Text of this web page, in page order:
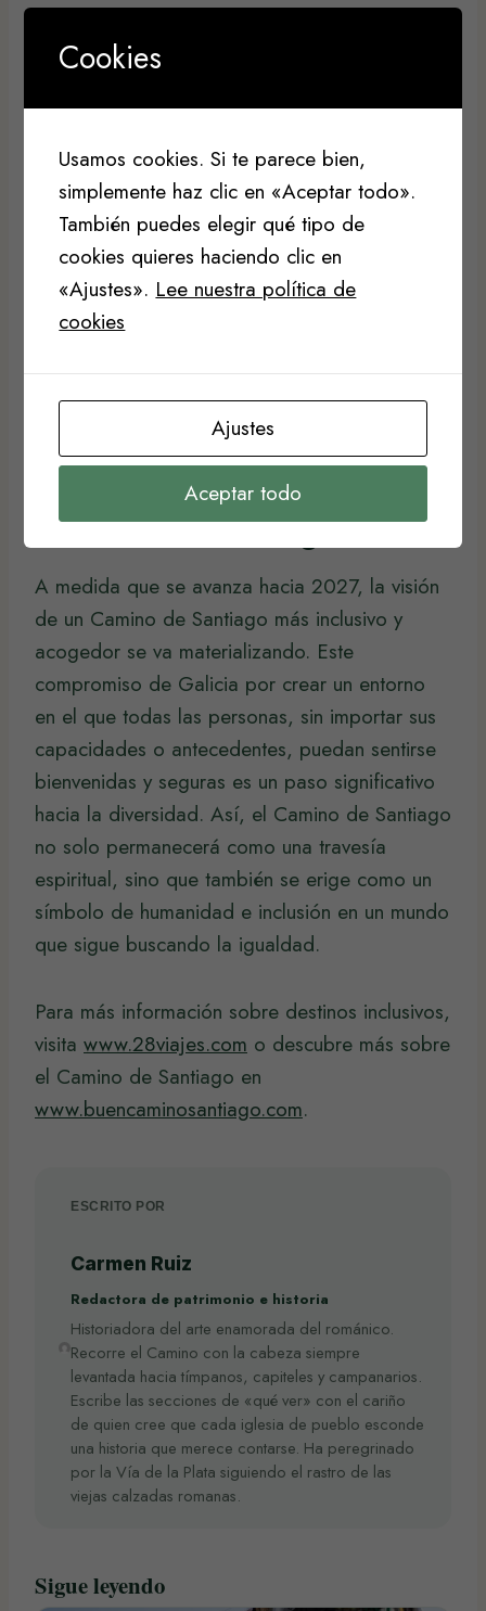
con los visitantes.
en esta transformación. Se están organizando
iniciativas participativas, donde los residentes
de las áreas próximas al Camino puedan
colaborar en su preservación y mejora. Estas
acciones no solo aseguran la sostenibilidad del
proyecto, sino que también fortalecen el
espíritu comunitario y la identidad cultural de
Galicia.
Un Futuro Inclusivo para el
Camino de Santiago
A medida que se avanza hacia 2027, la visión
de un Camino de Santiago más inclusivo y
acogedor se va materializando. Este
compromiso de Galicia por crear un entorno
en el que todas las personas, sin importar sus
capacidades o antecedentes, puedan sentirse
bienvenidas y seguras es un paso significativo
hacia la diversidad. Así, el Camino de Santiago
no solo permanecerá como una travesía
espiritual, sino que también se erige como un
símbolo de humanidad e inclusión en un mundo
que sigue buscando la igualdad.
Para más información sobre destinos inclusivos,
visita www.28viajes.com o descubre más sobre
el Camino de Santiago en
www.buencaminosantiago.com.
ESCRITO POR
Carmen Ruiz
Redactora de patrimonio e historia
Historiadora del arte enamorada del románico.
Recorre el Camino con la cabeza siempre
levantada hacia tímpanos, capiteles y campanarios.
Escribe las secciones de «qué ver» con el cariño
de quien cree que cada iglesia de pueblo esconde
una historia que merece contarse. Ha peregrinado
por la Vía de la Plata siguiendo el rastro de las
viejas calzadas romanas.
Sigue leyendo
Cookies
Usamos cookies. Si te parece bien,
simplemente haz clic en «Aceptar todo».
También puedes elegir qué tipo de
cookies quieres haciendo clic en
«Ajustes». Lee nuestra política de
cookies
Ajustes
Aceptar todo